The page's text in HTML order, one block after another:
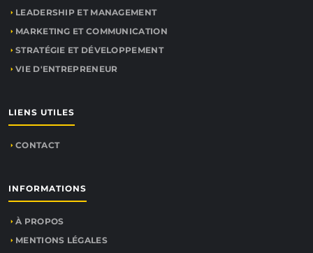
LEADERSHIP ET MANAGEMENT
MARKETING ET COMMUNICATION
STRATÉGIE ET DÉVELOPPEMENT
VIE D'ENTREPRENEUR
LIENS UTILES
CONTACT
INFORMATIONS
À PROPOS
MENTIONS LÉGALES